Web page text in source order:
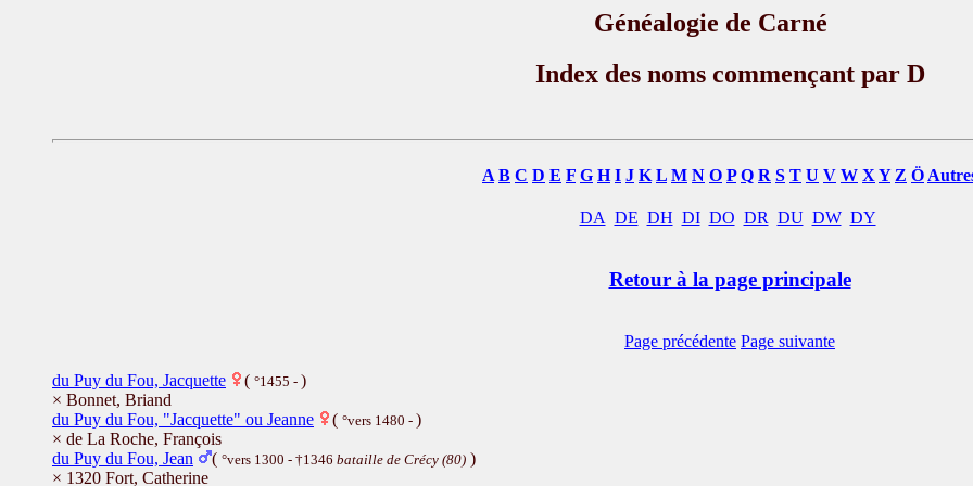
Généalogie de Carné
Index des noms commençant par D
A B C D E F G H I J K L M N O P Q R S T U V W X Y Z Ö
DA DE DH DI DO DR DU DW DY
Retour à la page principale
Page précédente Page suivante
du Puy du Fou, Jacquette ( °1455 - )
× Bonnet, Briand
du Puy du Fou, "Jacquette" ou Jeanne
( °vers 1480 - )
× de La Roche, François
du Puy du Fou, Jean
( °vers 1300 - †1346 bataille de Crécy (80) )
× 1320 Fort, Catherine